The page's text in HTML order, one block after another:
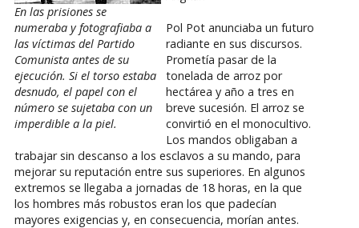
En las prisiones se
numeraba y fotografiaba a
las víctimas del Partido
Comunista antes de su
ejecución. Si el torso estaba
desnudo, el papel con el
número se sujetaba con un
imperdible a la piel.
Pol Pot anunciaba un futuro
radiante en sus discursos.
Prometía pasar de la
tonelada de arroz por
hectárea y año a tres en
breve sucesión. El arroz se
convirtió en el monocultivo.
Los mandos obligaban a
trabajar sin descanso a los esclavos a su mando, para
mejorar su reputación entre sus superiores. En algunos
extremos se llegaba a jornadas de 18 horas, en la que
los hombres más robustos eran los que padecían
mayores exigencias y, en consecuencia, morían antes.